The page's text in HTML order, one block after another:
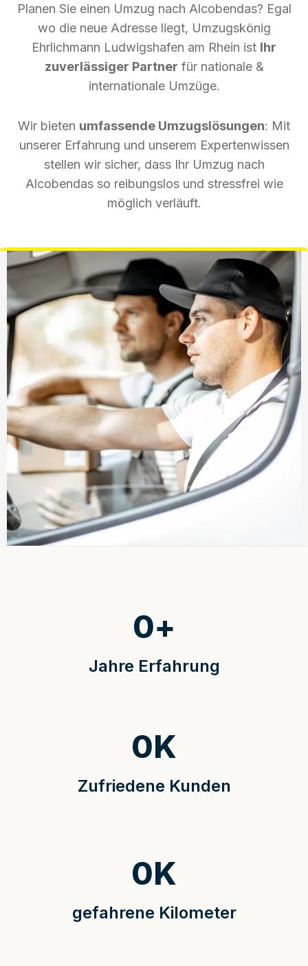
Planen Sie einen Umzug nach Alcobendas? Egal
wo die neue Adresse liegt, Umzugskönig
Ehrlichmann Ludwigshafen am Rhein ist Ihr
zuverlässiger Partner für nationale &
internationale Umzüge.
Wir bieten umfassende Umzugslösungen: Mit
unserer Erfahrung und unserem Expertenwissen
stellen wir sicher, dass Ihr Umzug nach
Alcobendas so reibungslos und stressfrei wie
möglich verläuft.
Jahre Erfahrung
0+
Zufriedene Kunden
0K
gefahrene Kilometer
0K